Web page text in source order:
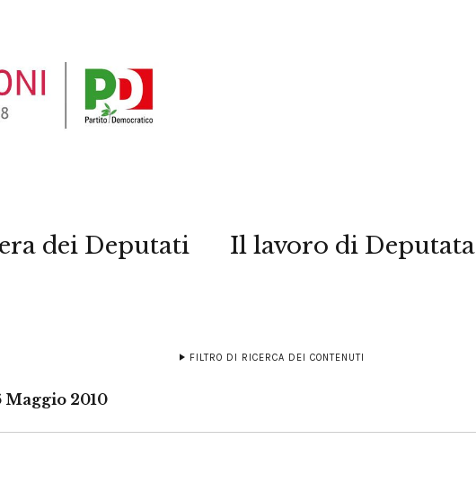
dei Deputati Il lavoro di Deputata
FILTRO DI RICERCA DEI CONTENUTI
2010